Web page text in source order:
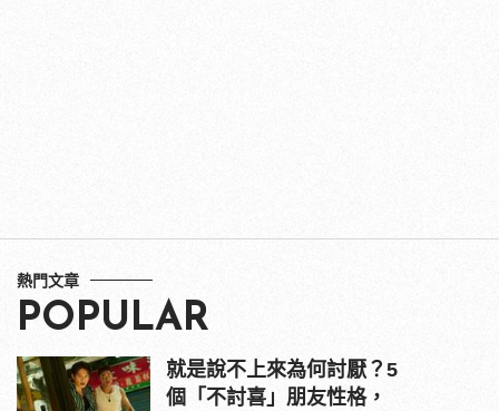
熱門文章
POPULAR
就是說不上來為何討厭？5
個「不討喜」朋友性格，